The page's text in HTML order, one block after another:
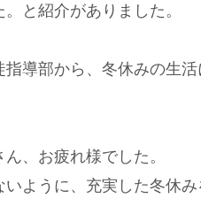
と紹介がありました。
指導部から、冬休みの生
、お疲れ様でした。
いように、充実した冬休